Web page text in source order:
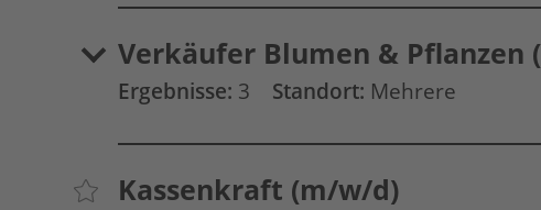
Verkäufer Blumen & Pflanzen
Ergebnisse: 3 Standort: Mehrere
Kassenkraft (m/w/d)